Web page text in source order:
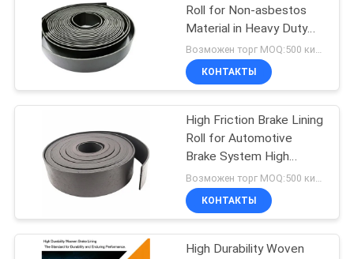
Азбест
освобождает
обкладку тормоза
Roll for Non-asbestos
Material in Heavy Duty
Applications
Возможен торг MOQ:500 килограммов
КОНТАКТЫ
High Friction Brake Lining
Roll for Automotive
Brake System High
Durability and Long-
lasting
Возможен торг MOQ:500 килограммов
КОНТАКТЫ
High Durability Woven